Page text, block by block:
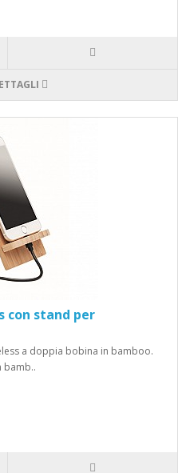
con stand per
a doppia bobina in bamboo.
bamb..